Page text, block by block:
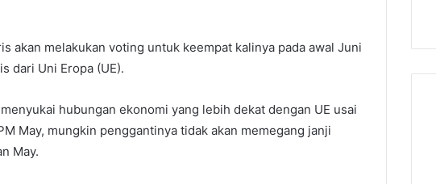
akan melakukan voting untuk keempat kalinya pada awal Juni
dari Uni Eropa (UE).
hubungan ekonomi yang lebih dekat dengan UE usai
May, mungkin penggantinya tidak akan meme­gang janji
May.